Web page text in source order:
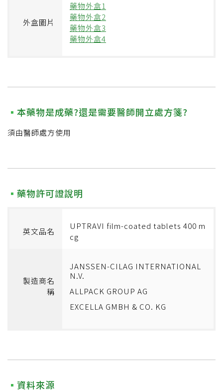
外盒圖片
藥物外盒1
藥物外盒2
藥物外盒3
藥物外盒4
本藥物是成藥?還是需要醫師開立處方箋?
須由醫師處方使用
藥物許可證說明
英文品名
UPTRAVI film-coated tablets 400 m
cg
製造商名
稱
JANSSEN-CILAG INTERNATIONAL
N.V.
ALLPACK GROUP AG
EXCELLA GMBH & CO. KG
資料來源